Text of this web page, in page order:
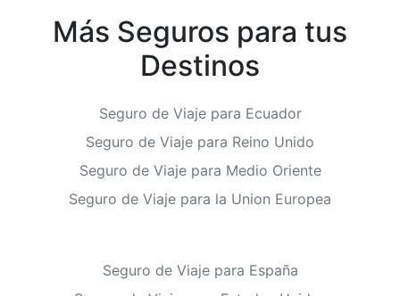
Más Seguros para tus
Destinos
Seguro de Viaje para Ecuador
Seguro de Viaje para Reino Unido
Seguro de Viaje para Medio Oriente
Seguro de Viaje para la Union Europea
Seguro de Viaje para España